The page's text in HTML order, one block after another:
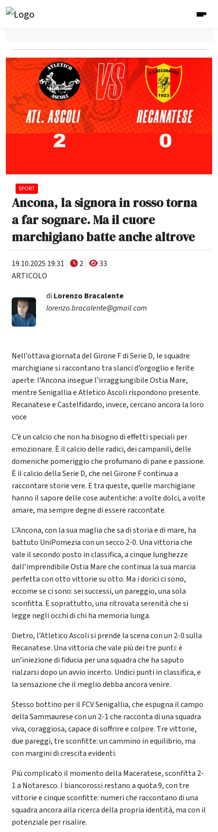
SPORT
Ancona, la signora in rosso torna
a far sognare. Ma il cuore
marchigiano batte anche altrove
19.10.2025 19:31 2
33
ARTICOLO
di Lorenzo Bracalente
lorenzo.bracalente@gmail.com
Nell’ottava giornata del Girone F di Serie D, le squadre
marchigiane si raccontano tra slanci d’orgoglio e ferite
aperte: l’Ancona insegue l’irraggiungibile Ostia Mare,
mentre Senigallia e Atletico Ascoli rispondono presente.
Recanatese e Castelfidardo, invece, cercano ancora la loro
voce
C’è un calcio che non ha bisogno di effetti speciali per
emozionare. È il calcio delle radici, dei campanili, delle
domeniche pomeriggio che profumano di pane e passione.
È il calcio della Serie D, che nel Girone F continua a
raccontare storie vere. E tra queste, quelle marchigiane
hanno il sapore delle cose autentiche: a volte dolci, a volte
amare, ma sempre degne di essere raccontate.
L’Ancona, con la sua maglia che sa di storia e di mare, ha
battuto UniPomezia con un secco 2-0. Una vittoria che
vale il secondo posto in classifica, a cinque lunghezze
dall’imprendibile Ostia Mare che continua la sua marcia
perfetta con otto vittorie su otto. Ma i dorici ci sono,
eccome se ci sono: sei successi, un pareggio, una sola
sconfitta. E soprattutto, una ritrovata serenità che si
legge negli occhi di chi ha memoria lunga.
Dietro, l’Atletico Ascoli si prende la scena con un 2-0 sulla
Recanatese. Una vittoria che vale più dei tre punti: è
un’iniezione di fiducia per una squadra che ha saputo
rialzarsi dopo un avvio incerto. Undici punti in classifica, e
la sensazione che il meglio debba ancora venire.
Stesso bottino per il FCV Senigallia, che espugna il campo
della Sammaurese con un 2-1 che racconta di una squadra
viva, coraggiosa, capace di soffrire e colpire. Tre vittorie,
due pareggi, tre sconfitte: un cammino in equilibrio, ma
con margini di crescita evidenti.
Più complicato il momento della Maceratese, sconfitta 2-
1 a Notaresco. I biancorossi restano a quota 9, con tre
vittorie e cinque sconfitte: numeri che raccontano di una
squadra ancora alla ricerca della propria identità, ma con il
potenziale per risalire.